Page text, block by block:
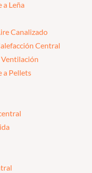
a Leña
Canalizado
Central
a Pellets